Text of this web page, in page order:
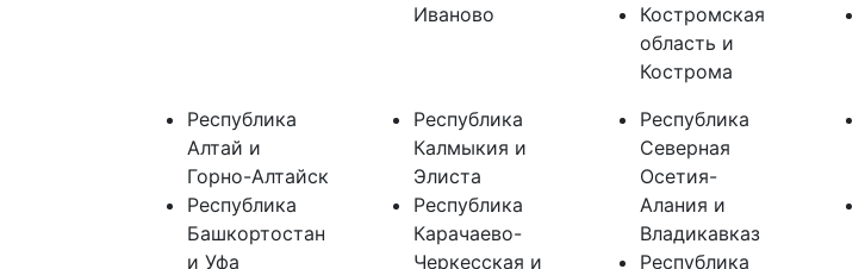
Иваново
Костромская
область и
Кострома
Республика
Алтай и
Горно-Алтайск
Республика
Башкортостан
и Уфа
Республика
Калмыкия и
Элиста
Республика
Карачаево-
Черкесская и
Республика
Северная
Осетия-
Алания и
Владикавказ
Республика